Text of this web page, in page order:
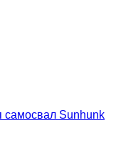
самосвал Sunhunk